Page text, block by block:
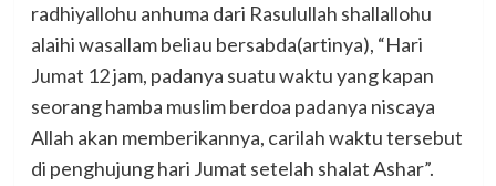
radhiyallohu anhuma dari Rasulullah shallallohu
alaihi wasallam beliau bersabda(artinya), “Hari
Jumat 12 jam, padanya suatu waktu yang kapan
seorang hamba muslim berdoa padanya niscaya
Allah akan memberikannya, carilah waktu tersebut
di penghujung hari Jumat setelah shalat Ashar”.